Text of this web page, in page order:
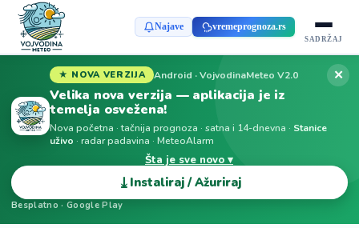
Najave vremeprognoza.rs
SADRŽAJ
★ NOVA VERZIJA Android · VojvodinaMeteo V2.0
Velika nova verzija — aplikacija je iz
temelja osvežena!
Nova početna · tačnija prognoza · satna i 14-dnevna · Stanice
uživo · radar padavina · MeteoAlarm
Šta je sve novo ▾
⤓ Instaliraj / Ažuriraj
Besplatno · Google Play
✕